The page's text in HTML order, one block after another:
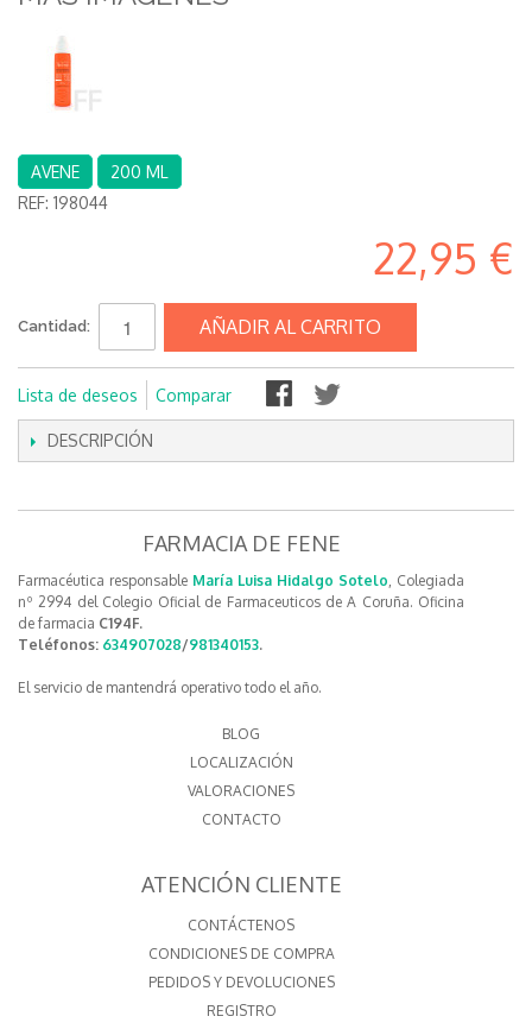
AVENE
200 ML
REF: 198044
22,95 €
Cantidad: AÑADIR AL CARRITO
Lista de deseos Comparar
DESCRIPCIÓN
FARMACIA DE FENE
Farmacéutica responsable María Luisa Hidalgo Sotelo, Colegiada
nº 2994 del Colegio Oficial de Farmaceuticos de A Coruña. Oficina
de farmacia C194F.
Teléfonos: 634907028/981340153.
El servicio de mantendrá operativo todo el año.
BLOG
LOCALIZACIÓN
VALORACIONES
CONTACTO
ATENCIÓN CLIENTE
CONTÁCTENOS
CONDICIONES DE COMPRA
PEDIDOS Y DEVOLUCIONES
REGISTRO